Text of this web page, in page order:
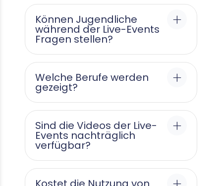
Können Jugendliche
während der Live-Events
Fragen stellen?
Welche Berufe werden
gezeigt?
Sind die Videos der Live-
Events nachträglich
verfügbar?